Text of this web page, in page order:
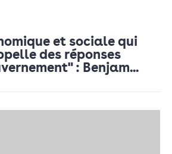
et sociale qui
des réponses
: Benjam...